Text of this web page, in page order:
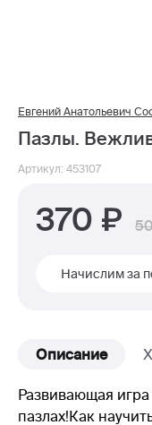
Евгений Анатольевич
Пазлы.
Артикул: 453107
370
Начислим за
Описание
Развивающая
пазлах!Как